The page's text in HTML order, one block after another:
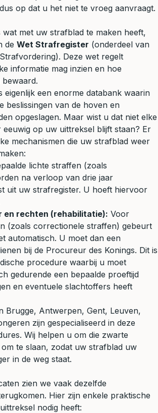
op dat u het niet te vroeg aanvraagt.
wat met uw strafblad te maken heeft,
de Wet Strafregister (onderdeel van
Deze wet regelt
informatie mag inzien en hoe
eigenlijk een enorme databank waarin
beslissingen van de hoven en
opgeslagen. Maar wist u dat niet elke
op uw uittreksel blijft staan? Er
mechanismen die uw strafblad weer
lichte straffen (zoals
na verloop van drie jaar
uit uw strafregister. U hoeft hiervoor
en rechten (rehabilitatie): Voor
(zoals correctionele straffen) gebeurt
automatisch. U moet dan een
bij de Procureur des Konings. Dit is
procedure waarbij u moet
gedurende een bepaalde proeftijd
en eventuele slachtoffers heeft
Brugge, Antwerpen, Gent, Leuven,
zijn gespecialiseerd in deze
Wij helpen u om die zwarte
om te slaan, zodat uw strafblad uw
in de weg staat.
zien we vaak dezelfde
Hier zijn enkele praktische
nodig heeft: